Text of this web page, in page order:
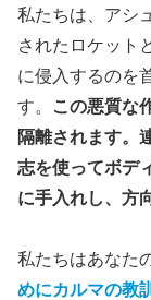
私たちは、アシ
されたロケット
に侵入するのを
す。
この悪質な
隔離されます。
志を使ってボデ
に手入れし、方
私たちはあなた
めにカルマの教